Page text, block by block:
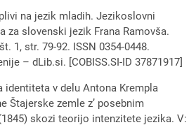
na jezik mladih. Jezikoslovni
za slovenski jezik Frana Ramovša.
1, str. 79-92. ISSN 0354-0448.
– dLib.si. [COBISS.SI-ID 37871917]
identiteta v delu Antona Krempla
Štajerske zemle z’ posebnim
skozi teorijo intenzitete jezika. V: